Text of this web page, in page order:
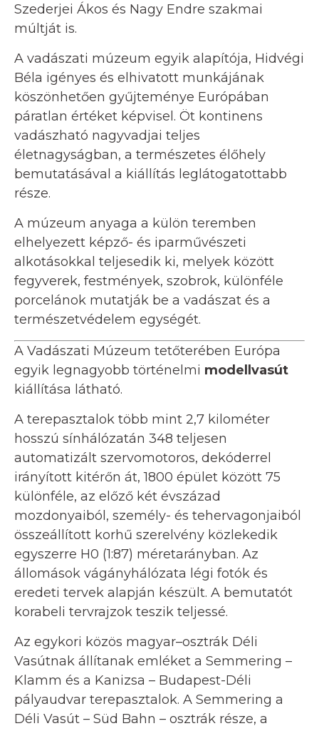
Szederjei Ákos és Nagy Endre szakmai
múltját is.
A vadászati múzeum egyik alapítója, Hidvégi
Béla igényes és elhivatott munkájának
köszönhetően gyűjteménye Európában
páratlan értéket képvisel. Öt kontinens
vadászható nagyvadjai teljes
életnagyságban, a természetes élőhely
bemutatásával a kiállítás leglátogatottabb
része.
A múzeum anyaga a külön teremben
elhelyezett képző- és iparművészeti
alkotásokkal teljesedik ki, melyek között
fegyverek, festmények, szobrok, különféle
porcelánok mutatják be a vadászat és a
természetvédelem egységét.
A Vadászati Múzeum tetőterében Európa
egyik legnagyobb történelmi modellvasút
kiállítása látható.
A terepasztalok több mint 2,7 kilométer
hosszú sínhálózatán 348 teljesen
automatizált szervomotoros, dekóderrel
irányított kitérőn át, 1800 épület között 75
különféle, az előző két évszázad
mozdonyaiból, személy- és tehervagonjaiból
összeállított korhű szerelvény közlekedik
egyszerre H0 (1:87) méretarányban. Az
állomások vágányhálózata légi fotók és
eredeti tervek alapján készült. A bemutatót
korabeli tervrajzok teszik teljessé.
Az egykori közös magyar–osztrák Déli
Vasútnak állítanak emléket a Semmering –
Klamm és a Kanizsa – Budapest-Déli
pályaudvar terepasztalok. A Semmering a
Déli Vasút – Süd Bahn – osztrák része, a